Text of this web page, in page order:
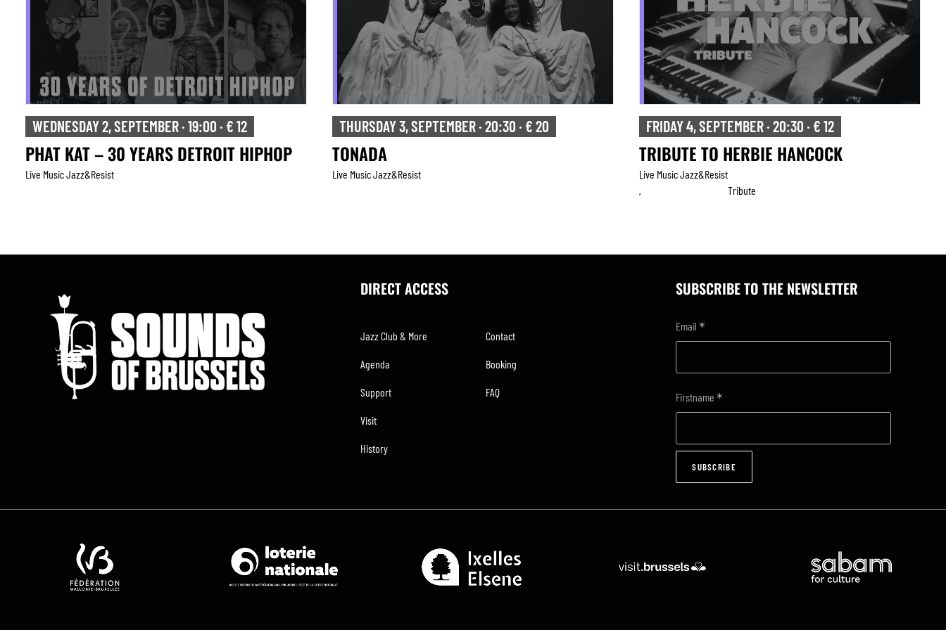
WEDNESDAY 2, SEPTEMBER · 19:00 · € 12
PHAT KAT – 30 YEARS DETROIT HIPHOP
Live Music Jazz&resist
THURSDAY 3, SEPTEMBER · 20:30 · € 20
TONADA
Live Music Jazz&resist
FRIDAY 4, SEPTEMBER · 20:30 · € 12
TRIBUTE TO HERBIE HANCOCK
Live Music Jazz&resist
Tribute
DIRECT ACCESS
Jazz Club & More
Agenda
Support
Visit
History
Contact
Booking
FAQ
SUBSCRIBE TO THE NEWSLETTER
Email*
Firstname*